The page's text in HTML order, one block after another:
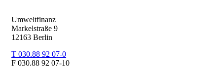
Umweltfinanz
Markelstraße 9
12163 Berlin
T 030.88 92 07-0
F 030.88 92 07-10